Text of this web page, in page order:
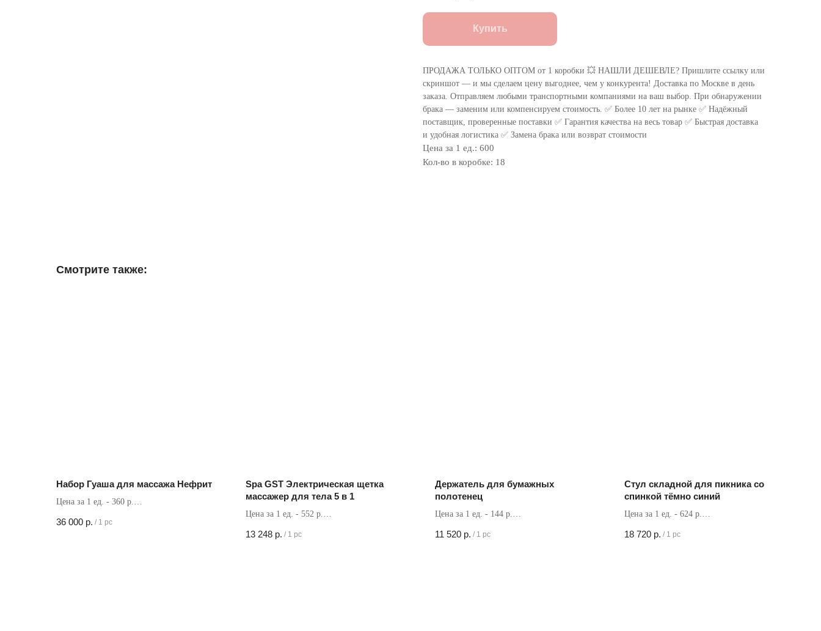
Купить
ПРОДАЖА ТОЛЬКО ОПТОМ от 1 коробки 💥 НАШЛИ ДЕШЕВЛЕ? Пришлите ссылку или
скриншот — и мы сделаем цену выгоднее, чем у конкурента! Доставка по Москве в день
заказа. Отправляем любыми транспортными компаниями на ваш выбор. При обнаружении
брака — заменим или компенсируем стоимость. ✅ Более 10 лет на рынке ✅ Надёжный
поставщик, проверенные поставки ✅ Гарантия качества на весь товар ✅ Быстрая доставка
и удобная логистика ✅ Замена брака или возврат стоимости
Цена за 1 ед.: 600
Кол-во в коробке: 18
Смотрите также:
Набор Гуаша для массажа Нефрит
Цена за 1 ед. - 360 р.
36 000 р. / 1 pc
Spa GST Электрическая щетка
массажер для тела 5 в 1
Цена за 1 ед. - 552 р.
13 248 р. / 1 pc
Держатель для бумажных
полотенец
Цена за 1 ед. - 144 р.
11 520 р. / 1 pc
Стул складной для пикника со
спинкой тёмно синий
Цена за 1 ед. - 624 р.
18 720 р. / 1 pc